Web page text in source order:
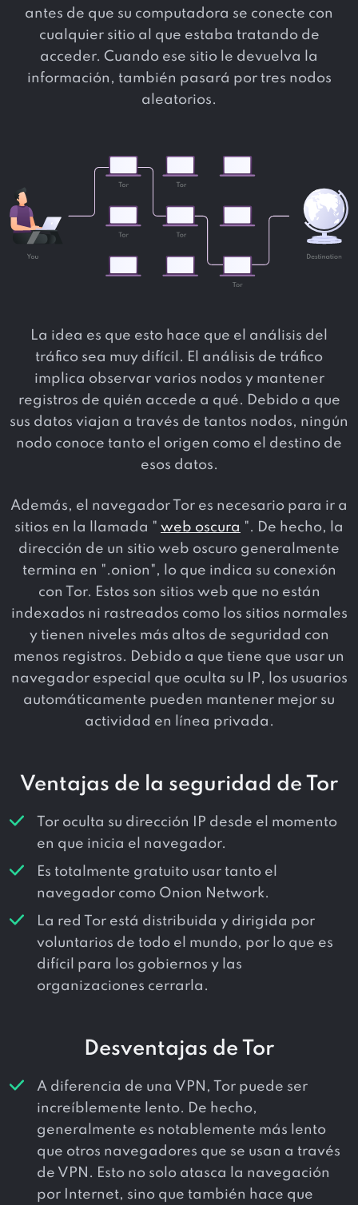
antes de que su computadora se conecte con
cualquier sitio al que estaba tratando de
acceder. Cuando ese sitio le devuelva la
información, también pasará por tres nodos
aleatorios.
La idea es que esto hace que el análisis del
tráfico sea muy difícil. El análisis de tráfico
implica observar varios nodos y mantener
registros de quién accede a qué. Debido a que
sus datos viajan a través de tantos nodos, ningún
nodo conoce tanto el origen como el destino de
esos datos.
Además, el navegador Tor es necesario para ir a
sitios en la llamada " web oscura ". De hecho, la
dirección de un sitio web oscuro generalmente
termina en ".onion", lo que indica su conexión
con Tor. Estos son sitios web que no están
indexados ni rastreados como los sitios normales
y tienen niveles más altos de seguridad con
menos registros. Debido a que tiene que usar un
navegador especial que oculta su IP, los usuarios
automáticamente pueden mantener mejor su
actividad en línea privada.
Ventajas de la seguridad de Tor
Tor oculta su dirección IP desde el momento
en que inicia el navegador.
Es totalmente gratuito usar tanto el
navegador como Onion Network.
La red Tor está distribuida y dirigida por
voluntarios de todo el mundo, por lo que es
difícil para los gobiernos y las
organizaciones cerrarla.
Desventajas de Tor
A diferencia de una VPN, Tor puede ser
increíblemente lento. De hecho,
generalmente es notablemente más lento
que otros navegadores que se usan a través
de VPN. Esto no solo atasca la navegación
por Internet, sino que también hace que